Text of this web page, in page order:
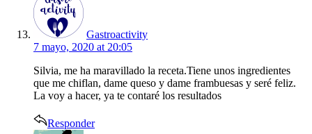
Gastroactivity
7 mayo, 2020 at 20:05
Silvia, me ha maravillado la receta.Tiene unos ingredientes
que me chiflan, dame queso y dame frambuesas y seré feliz.
La voy a hacer, ya te contaré los resultados
Responder